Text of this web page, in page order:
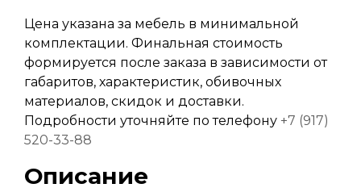
Цена указана за мебель в минимальной
комплектации. Финальная стоимость
формируется после заказа в зависимости от
габаритов, характеристик, обивочных
материалов, скидок и доставки.
Подробности уточняйте по телефону +7 (917)
520-33-88
Описание